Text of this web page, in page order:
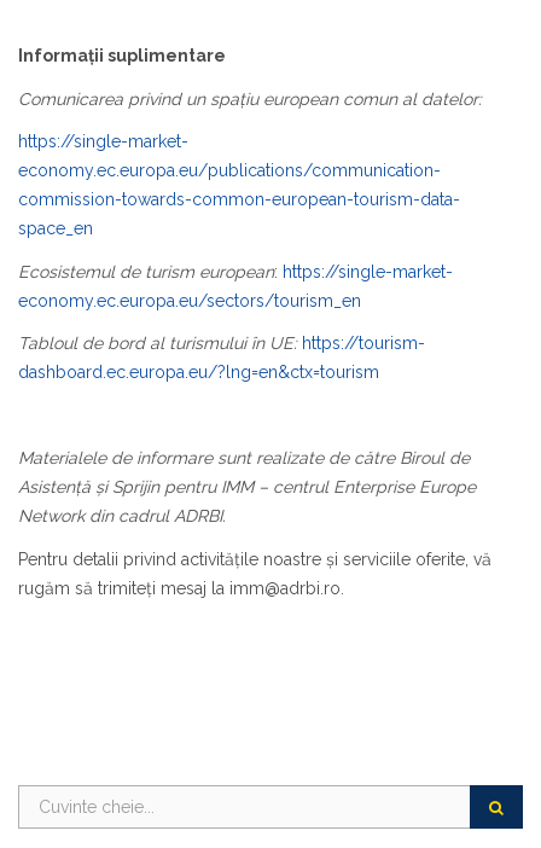
Informații suplimentare
Comunicarea privind un spațiu european comun al datelor:
https://single-market-
economy.ec.europa.eu/publications/communication-
commission-towards-common-european-tourism-data-
space_en
Ecosistemul de turism european: https://single-market-
economy.ec.europa.eu/sectors/tourism_en
Tabloul de bord al turismului în UE: https://tourism-
dashboard.ec.europa.eu/?lng=en&ctx=tourism
Materialele de informare sunt realizate de către Biroul de
Asistență și Sprijin pentru IMM – centrul Enterprise Europe
Network din cadrul ADRBI.
Pentru detalii privind activitățile noastre și serviciile oferite, vă
rugăm să trimiteți mesaj la imm@adrbi.ro.